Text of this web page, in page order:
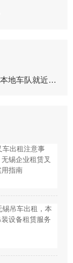
​无锡吊车出租哪家靠谱？选象力起重，本地车队就近派车